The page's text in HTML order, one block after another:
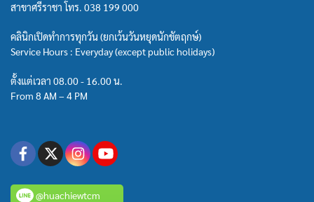
สาขาศรีราชา โทร. 038 199 000
คลินิกเปิดทำการทุกวัน (ยกเว้นวันหยุดนักขัตฤกษ์)
Service Hours : Everyday (except public holidays)
ตั้งแต่เวลา 08.00 - 16.00 น.
From 8 AM – 4 PM
@huachiewtcm